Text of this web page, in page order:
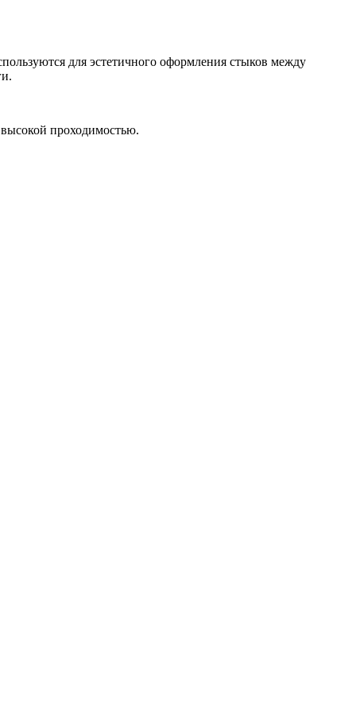
для эстетичного оформления стыков между
проходимостью.